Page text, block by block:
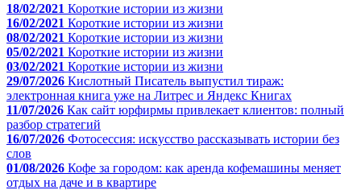
18/02/2021 Короткие истории из жизни
16/02/2021 Короткие истории из жизни
08/02/2021 Короткие истории из жизни
05/02/2021 Короткие истории из жизни
03/02/2021 Короткие истории из жизни
29/07/2026 Кислотный Писатель выпустил тираж:
электронная книга уже на Литрес и Яндекс Книгах
11/07/2026 Как сайт юрфирмы привлекает клиентов: полный
разбор стратегий
16/07/2026 Фотосессия: искусство рассказывать истории без
слов
01/08/2026 Кофе за городом: как аренда кофемашины меняет
отдых на даче и в квартире